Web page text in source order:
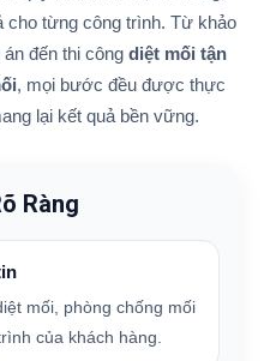
cho từng công trình. Từ khảo
đến thi công diệt mối tận
, mọi bước đều được thực
lại kết quả bền vững.
Ràng
mối, phòng chống mối
của khách hàng.